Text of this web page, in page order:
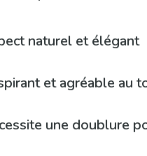
naturel et élégant
et agréable au
une doublure